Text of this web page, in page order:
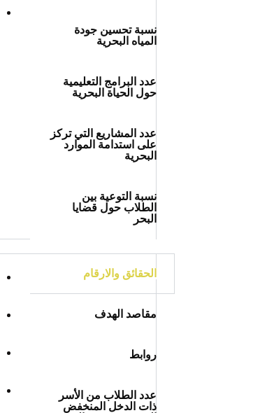
نسبة تحسين جودة
المياه البحرية
عدد البرامج التعليمية
حول الحياة البحرية
عدد المشاريع التي تركز
على استدامة الموارد
البحرية
نسبة التوعية بين
الطلاب حول قضايا
البحر
الحقائق والارقام
مقاصد الهدف
روابط
عدد الطلاب من الأسر
ذات الدخل المنخفض